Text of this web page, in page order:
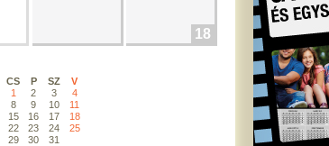
18
CS P SZ
V
1
2 3
4
8 9 10
11
15 16 17
18
22 23 24
25
29 30 31